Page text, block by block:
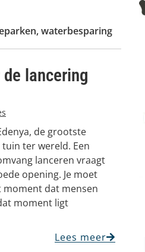
,waterbesparing
lancering
de grootste
ter wereld. Een
lanceren vraagt
opening. Je moet
dat mensen
moment ligt
Lees meer